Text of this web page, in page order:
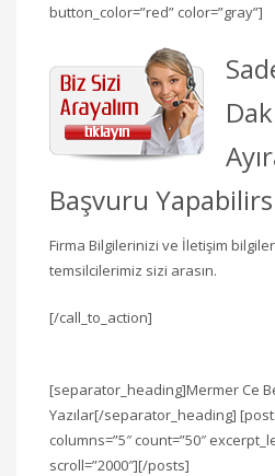
button_color=”red” color=”gray”]
Başvuru
Firma Bilgilerinizi ve İletişim
temsilcilerimiz sizi arasın.
[/call_to_action]
[separator_heading]Mermer Ce
Yazılar[/separator_heading]
columns=”5″ count=”50″
scroll=”2000″][/posts]